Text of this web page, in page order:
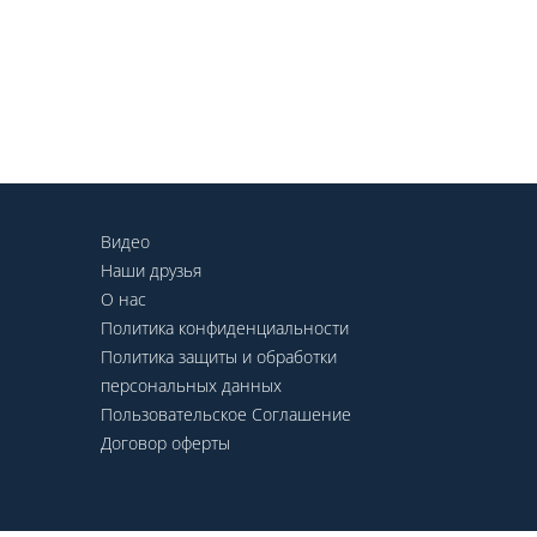
Видео
Наши друзья
О нас
Политика конфиденциальности
Политика защиты и обработки
персональных данных
Пользовательское Соглашение
Договор оферты